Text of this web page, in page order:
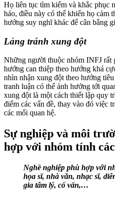
Họ liên tục tìm kiếm và khắc phục
hảo, điều này có thể khiến họ cảm
hướng suy nghĩ khác để cân bằng
Lảng tránh xung đột
Những người thuộc nhóm INFJ rất
hướng can thiệp theo hướng khá
nhìn nhận xung đột theo hướng
tranh luận có thể ảnh hưởng tới
xung đột là một cách thiết lập quy
điểm các vấn đề, thay vào đó việc
các mối quan hệ.
Sự nghiệp và môi
hợp với nhóm tính
Nghề nghiệp phù hợp với
họa sĩ, nhà văn, nhạc sĩ,
gia tâm lý, cố vấn,…